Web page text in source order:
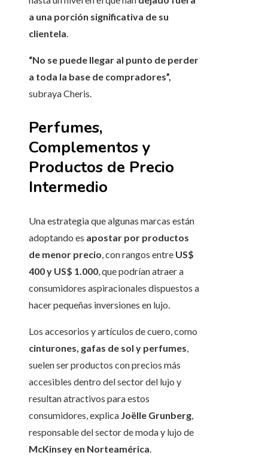
a una porción significativa de su
clientela.
“No se puede llegar al punto de perder
a toda la base de compradores”,
subraya Cheris.
Perfumes,
Complementos y
Productos de Precio
Intermedio
Una estrategia que algunas marcas están
adoptando es apostar por productos
de menor precio, con rangos entre US$
400 y US$ 1.000, que podrían atraer a
consumidores aspiracionales dispuestos a
hacer pequeñas inversiones en lujo.
Los accesorios y artículos de cuero, como
cinturones, gafas de sol y perfumes,
suelen ser productos con precios más
accesibles dentro del sector del lujo y
resultan atractivos para estos
consumidores, explica Joëlle Grunberg,
responsable del sector de moda y lujo de
McKinsey en Norteamérica.